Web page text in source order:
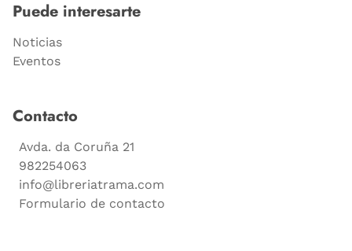
Puede interesarte
Noticias
Eventos
Contacto
Avda. da Coruña 21
982254063
info@libreriatrama.com
Formulario de contacto